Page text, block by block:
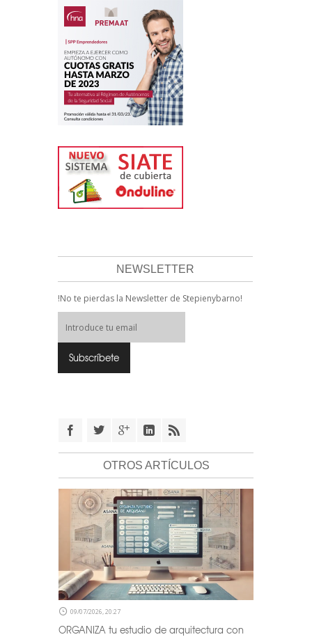
NEWSLETTER
!No te pierdas la Newsletter de Stepienybarno!
OTROS ARTÍCULOS
09/07/2026, 20:27
ORGANIZA tu estudio de arquitectura con